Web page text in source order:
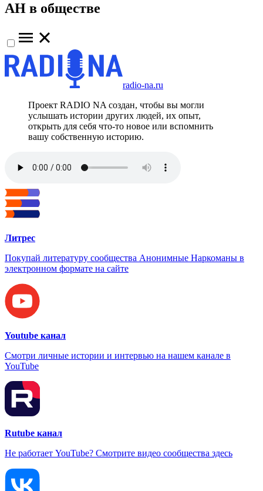
АН в обществе
radio-na.ru
Проект RADIO NA создан, чтобы вы могли
услышать истории других людей, их опыт,
открыть для себя что-то новое или вспомнить
вашу собственную историю.
Литрес
Покупай литературу сообщества Анонимные Наркоманы в
электронном формате на сайте
Youtube канал
Смотри личные истории и интервью на нашем канале в
YouTube
Rutube канал
Не работает YouTube? Смотрите видео сообщества здесь